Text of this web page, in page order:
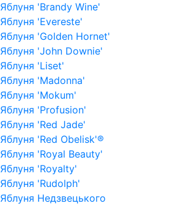
Яблуня 'Brandy Wine'
Яблуня 'Evereste'
Яблуня 'Golden Hornet'
Яблуня 'John Downie'
Яблуня 'Liset'
Яблуня 'Madonna'
Яблуня 'Mokum'
Яблуня 'Profusion'
Яблуня 'Red Jade'
Яблуня 'Red Obelisk'®
Яблуня 'Royal Beauty'
Яблуня 'Royalty'
Яблуня 'Rudolph'
Яблуня Недзвецького